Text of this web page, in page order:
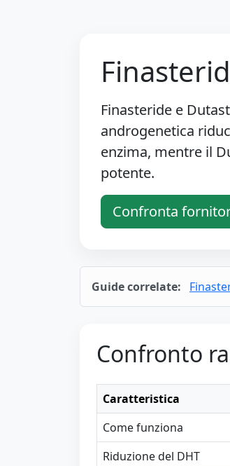
Finasteride e
androgenetica
enzima, mentre il
potente.
Confronta
Guide correlate:
Confronto
Caratteristica
Come funziona
Riduzione del DHT